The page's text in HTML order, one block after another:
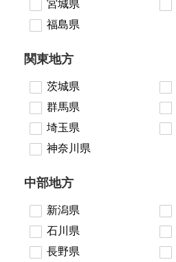
宮城県
福島県
関東地方
茨城県
群馬県
埼玉県
神奈川県
中部地方
新潟県
石川県
長野県